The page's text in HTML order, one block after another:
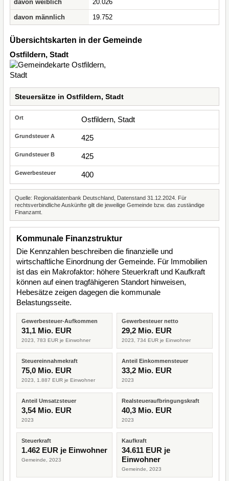
davon weiblich
20.026
davon männlich
19.752
Übersichtskarten in der Gemeinde
Ostfildern, Stadt
Steuersätze in Ostfildern, Stadt
Ostfildern, Stadt
425
425
400
Quelle: Regionaldatenbank Deutschland, Datenstand 31.12.2024. Für
rechtsverbindliche Auskünfte gilt die jeweilige Gemeinde bzw. das zuständige
Finanzamt.
Kommunale Finanzstruktur
Die Kennzahlen beschreiben die finanzielle und
wirtschaftliche Einordnung der Gemeinde. Für Immobilien
ist das ein Makrofaktor: höhere Steuerkraft und Kaufkraft
können auf einen tragfähigeren Standort hinweisen,
Hebesätze zeigen dagegen die kommunale
Belastungsseite.
Gewerbesteuer-Aufkommen
31,1 Mio. EUR
2023, 783 EUR je Einwohner
Gewerbesteuer netto
29,2 Mio. EUR
2023, 734 EUR je Einwohner
Steuereinnahmekraft
75,0 Mio. EUR
2023, 1.887 EUR je Einwohner
Anteil Einkommensteuer
33,2 Mio. EUR
2023
Anteil Umsatzsteuer
3,54 Mio. EUR
2023
Realsteueraufbringungskraft
40,3 Mio. EUR
2023
Steuerkraft
1.462 EUR je Einwohner
Gemeinde, 2023
Kaufkraft
34.611 EUR je
Einwohner
Gemeinde, 2023